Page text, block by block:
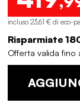
incluso 23,61 € di eco-
Risparmiate
Offerta valida fino